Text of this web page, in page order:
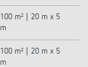
100 m² | 20 m x 5
m
100 m² | 20 m x 5
m